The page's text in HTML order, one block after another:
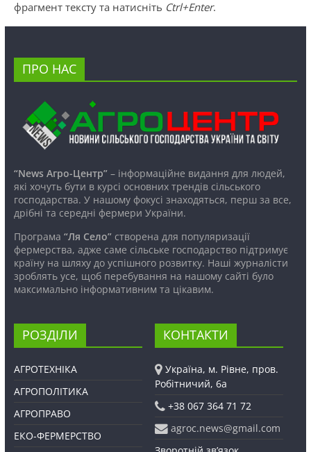
фрагмент тексту та натисніть Ctrl+Enter.
ПРО НАС
“News Агро-Центр”– інформаційне видання для людей,
які хочуть бути в курсі основних трендів сільського
господарства. У нашому фокусі знаходяться, перш за все,
дрібні та середні фермери України.
Програма “Ля Село”створена для популяризації
фермерства, адже саме сільське господарство підтримує
країну на шляху до успішного розвитку. Наші журналісти
зроблять усе, щоб перебування на нашому сайті було
максимально інформативним та цікавим.
РОЗДІЛИ
АГРОТЕХНІКА
АГРОПОЛІТИКА
АГРОПРАВО
ЕКО-ФЕРМЕРСТВО
КОНТАКТИ
Україна, м. Рівне, пров.
Робітничий, 6а
+38 067 364 71 72
agroc.news@gmail.com